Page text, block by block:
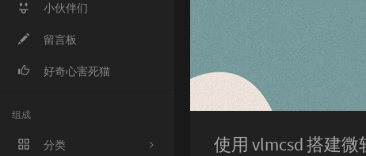
小伙伴们
留言板
好奇心害死猫
组成
分类 使用 vlmcsd 搭建微